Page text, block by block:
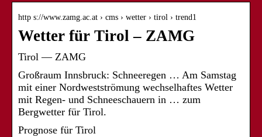
http s://www.zamg.ac.at › cms › wetter › tirol › trend1
Wetter für Tirol – ZAMG
Tirol — ZAMG
Großraum Innsbruck: Schneeregen … Am Samstag
mit einer Nordwestströmung wechselhaftes Wetter
mit Regen- und Schneeschauern in … zum
Bergwetter für Tirol.
Prognose für Tirol